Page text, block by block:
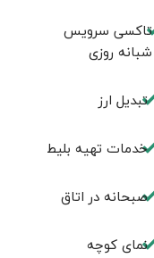
تاکسی سرویس
شبانه روزی
تبديل ارز
خدمات تهيه بليط
صبحانه در اتاق
نمای کوچه